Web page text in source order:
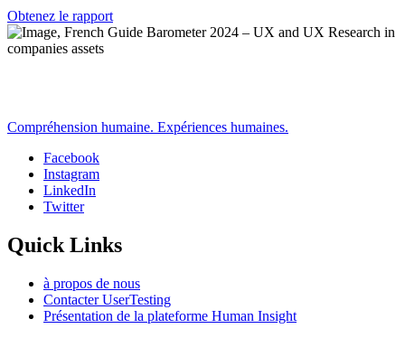
Obtenez le rapport
Compréhension humaine. Expériences humaines.
Social
Facebook
Instagram
LinkedIn
Twitter
Quick Links
à propos de nous
Contacter UserTesting
Présentation de la plateforme Human Insight